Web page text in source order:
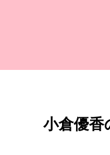
小倉優香